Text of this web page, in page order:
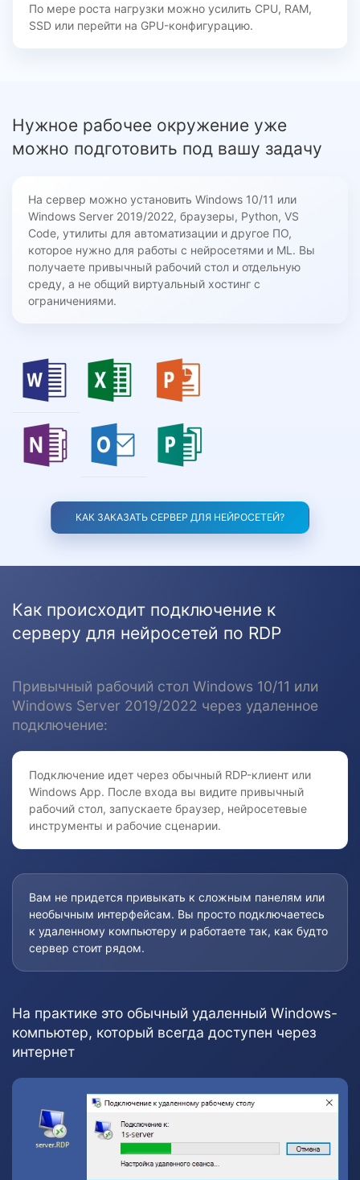
По мере роста нагрузки можно усилить CPU, RAM,
SSD или перейти на GPU-конфигурацию.
Нужное рабочее окружение уже
можно подготовить под вашу задачу
На сервер можно установить Windows 10/11 или
Windows Server 2019/2022, браузеры, Python, VS
Code, утилиты для автоматизации и другое ПО,
которое нужно для работы с нейросетями и ML. Вы
получаете привычный рабочий стол и отдельную
среду, а не общий виртуальный хостинг с
ограничениями.
КАК ЗАКАЗАТЬ СЕРВЕР ДЛЯ НЕЙРОСЕТЕЙ?
Как происходит подключение к
серверу для нейросетей по RDP
Привычный рабочий стол Windows 10/11 или
Windows Server 2019/2022 через удаленное
подключение:
Подключение идет через обычный RDP-клиент или
Windows App. После входа вы видите привычный
рабочий стол, запускаете браузер, нейросетевые
инструменты и рабочие сценарии.
Вам не придется привыкать к сложным панелям или
необычным интерфейсам. Вы просто подключаетесь
к удаленному компьютеру и работаете так, как будто
сервер стоит рядом.
На практике это обычный удаленный Windows-
компьютер, который всегда доступен через
интернет